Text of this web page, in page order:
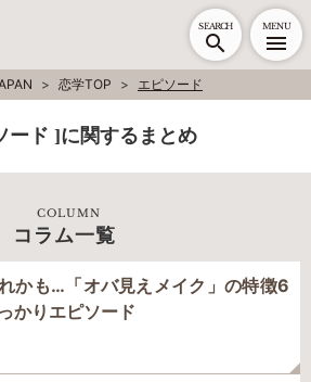
SEARCH MENU
恋学TOP エピソード
ード ]に関するまとめ
COLUMN
コラム一覧
かも…「オバ見えメイク」の特徴6
かりエピソード